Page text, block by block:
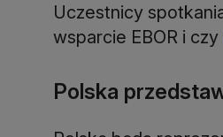
Uczestnicy
wsparcie EBOR i czy
Polska